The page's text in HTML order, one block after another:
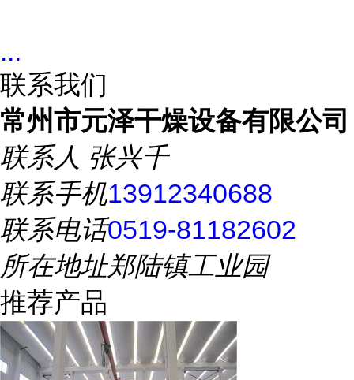
...
联系我们
常州市元泽干燥设备有限公司
联系人 张兴千
联系手机13912340688
联系电话0519-81182602
所在地址郑陆镇工业园
推荐产品